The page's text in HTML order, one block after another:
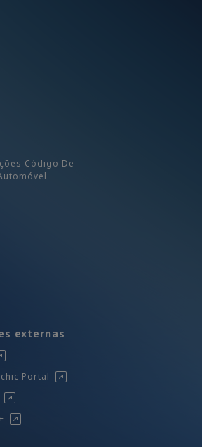
Código De
externas
Portal